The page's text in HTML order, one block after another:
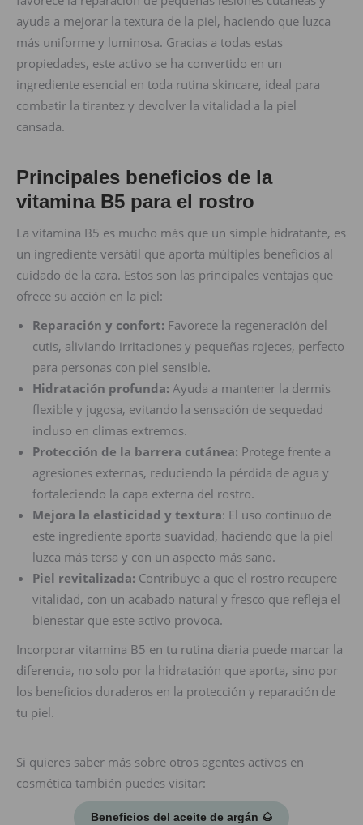
ayuda a mejorar la textura de la piel, haciendo que luzca
más uniforme y luminosa. Gracias a todas estas
propiedades, este activo se ha convertido en un
ingrediente esencial en toda rutina skincare, ideal para
combatir la tirantez y devolver la vitalidad a la piel
cansada.
Principales beneficios de la
vitamina B5 para el rostro
La vitamina B5 es mucho más que un simple hidratante, es
un ingrediente versátil que aporta múltiples beneficios al
cuidado de la cara. Estos son las principales ventajas que
ofrece su acción en la piel:
Reparación y confort: Favorece la regeneración del
cutis, aliviando irritaciones y pequeñas rojeces, perfecto
para personas con piel sensible.
Hidratación profunda: Ayuda a mantener la dermis
flexible y jugosa, evitando la sensación de sequedad
incluso en climas extremos.
Protección de la barrera cutánea: Protege frente a
agresiones externas, reduciendo la pérdida de agua y
fortaleciendo la capa externa del rostro.
Mejora la elasticidad y textura: El uso continuo de
este ingrediente aporta suavidad, haciendo que la piel
luzca más tersa y con un aspecto más sano.
Piel revitalizada: Contribuye a que el rostro recupere
vitalidad, con un acabado natural y fresco que refleja el
bienestar que este activo provoca.
Incorporar vitamina B5 en tu rutina diaria puede marcar la
diferencia, no solo por la hidratación que aporta, sino por
los beneficios duraderos en la protección y reparación de
tu piel.
Si quieres saber más sobre otros agentes activos en
cosmética también puedes visitar:
Beneficios del aceite de argán 🌰